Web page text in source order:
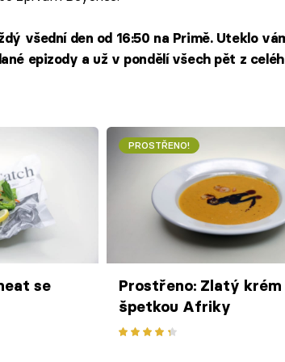
všední den od 16:50 na Primě. Uteklo
epizody a už v pondělí všech pět z
se
PROSTŘENO!
Prostřeno: Zlatý krém
špetkou Afriky